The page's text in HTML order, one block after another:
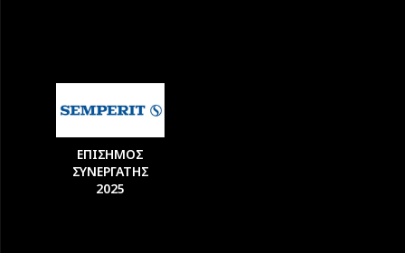
ΕΠΙΣΗΜΟΣ
ΣΥΝΕΡΓΑΤΗΣ
2025